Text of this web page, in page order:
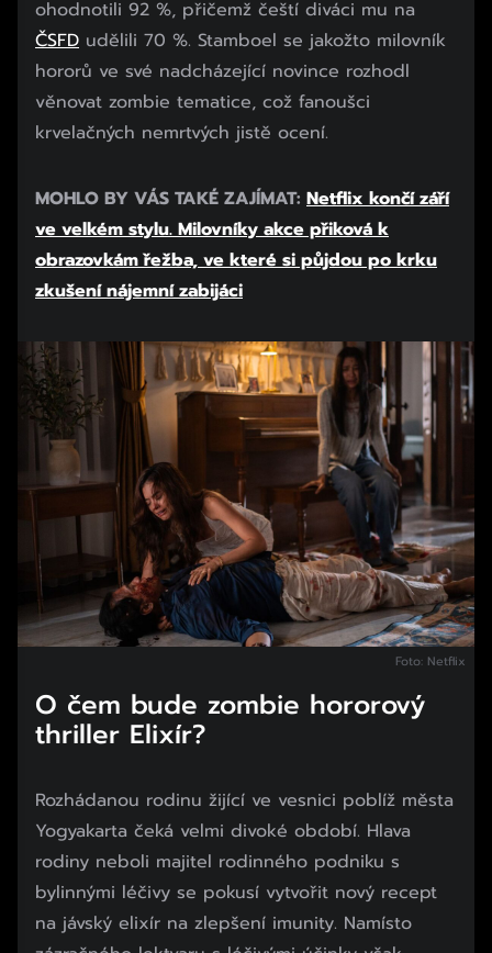
ohodnotili 92 %, přičemž čeští diváci mu na
ČSFD udělili 70 %. Stamboel se jakožto milovník
hororů ve své nadcházející novince rozhodl
věnovat zombie tematice, což fanoušci
krvelačných nemrtvých jistě ocení.
MOHLO BY VÁS TAKÉ ZAJÍMAT: Netflix končí září
ve velkém stylu. Milovníky akce přiková k
obrazovkám řežba, ve které si půjdou po krku
zkušení nájemní zabijáci
Začátek reklamy
Konec reklamy
Foto: Netflix
O čem bude zombie hororový
thriller Elixír?
Rozhádanou rodinu žijící ve vesnici poblíž města
Yogyakarta čeká velmi divoké období. Hlava
rodiny neboli majitel rodinného podniku s
bylinnými léčivy se pokusí vytvořit nový recept
na jávský elixír na zlepšení imunity. Namísto